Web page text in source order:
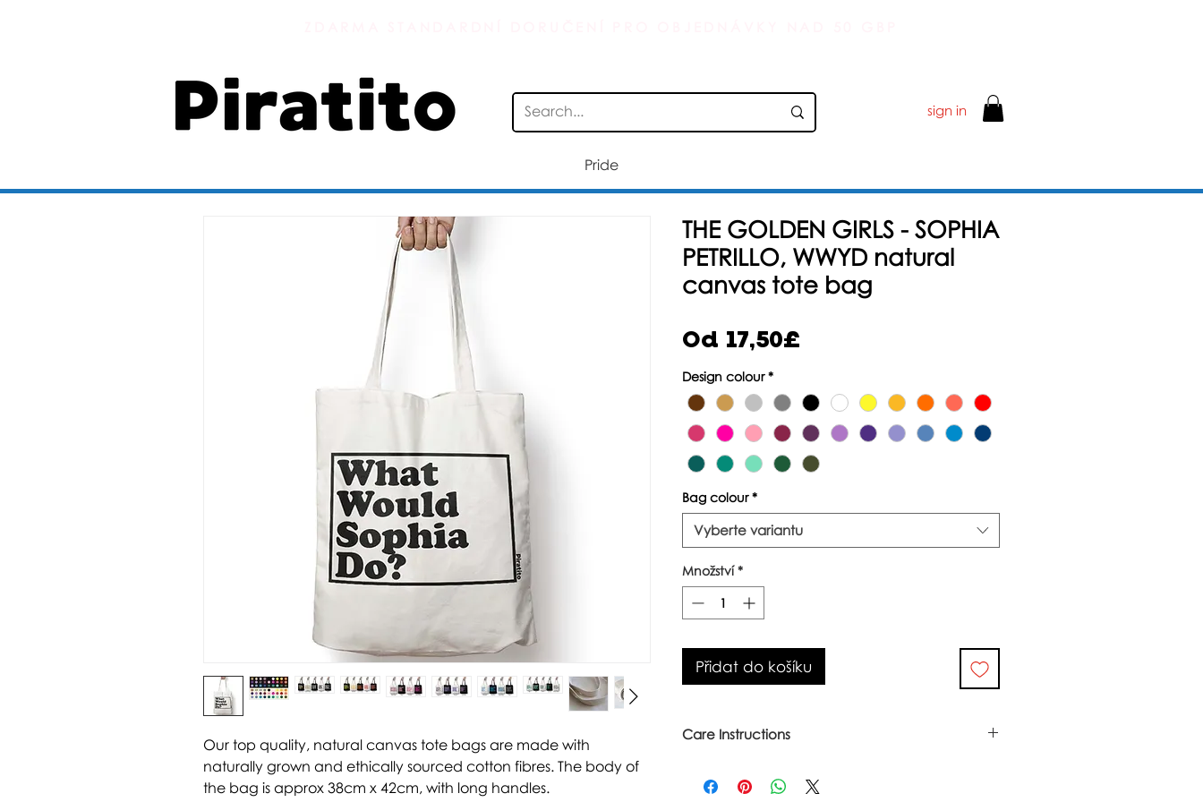
sign in
Pride
Our top quality, natural canvas tote bags are made with
naturally grown and ethically sourced cotton fibres. The body of
the bag is approx 38cm x 42cm, with long handles.
THE GOLDEN GIRLS - SOPHIA
PETRILLO, WWYD natural
canvas tote bag
Od 17,50£
Design colour *
Bag colour *
Vyberte variantu
Množství *
Přidat do košíku
Care Instructions
Iron inside out